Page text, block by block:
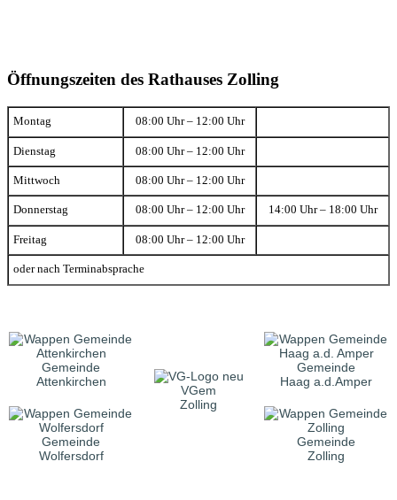
Öffnungszeiten des Rathauses Zolling
Montag 08:00 Uhr – 12:00 Uhr
Dienstag 08:00 Uhr – 12:00 Uhr
Mittwoch 08:00 Uhr – 12:00 Uhr
Donnerstag 08:00 Uhr – 12:00 Uhr 14:00 Uhr – 18:00 Uhr
Freitag 08:00 Uhr – 12:00 Uhr
oder nach Terminabsprache
Gemeinde
Attenkirchen
VGem
Zolling
Gemeinde
Haag a.d.Amper
Gemeinde
Wolfersdorf
Gemeinde
Zolling